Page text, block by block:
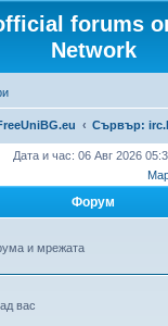
forums
Network
Сървър:
Дата и час: 06 Авг 2026
Форум
и мрежата
вас